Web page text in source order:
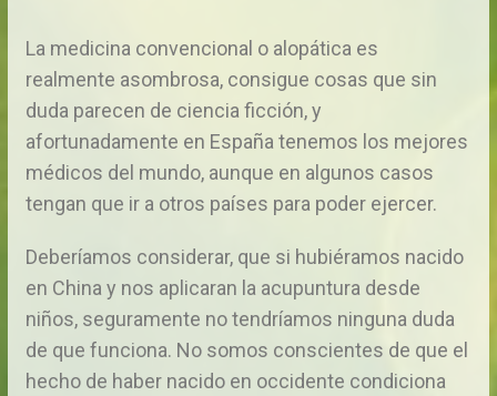
La medicina convencional o alopática es
realmente asombrosa, consigue cosas que sin
duda parecen de ciencia ficción, y
afortunadamente en España tenemos los mejores
médicos del mundo, aunque en algunos casos
tengan que ir a otros países para poder ejercer.
Deberíamos considerar, que si hubiéramos nacido
en China y nos aplicaran la acupuntura desde
niños, seguramente no tendríamos ninguna duda
de que funciona. No somos conscientes de que el
hecho de haber nacido en occidente condiciona